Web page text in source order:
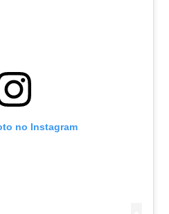
no Instagram